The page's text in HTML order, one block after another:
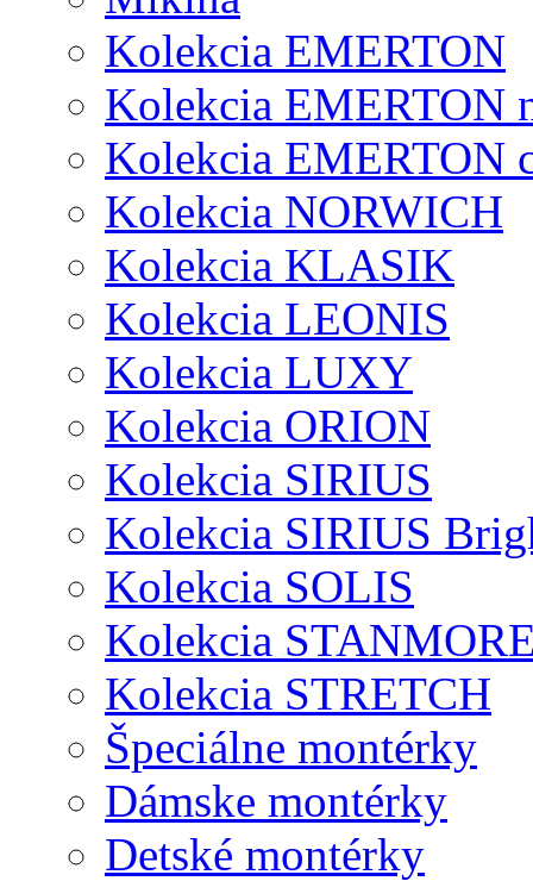
Kolekcia EMERTON
Kolekcia EMERTON
Kolekcia EMERTON
Kolekcia NORWICH
Kolekcia KLASIK
Kolekcia LEONIS
Kolekcia LUXY
Kolekcia ORION
Kolekcia SIRIUS
Kolekcia SIRIUS
Kolekcia SOLIS
Kolekcia
Kolekcia STRETCH
Špeciálne montérky
Dámske montérky
Detské montérky